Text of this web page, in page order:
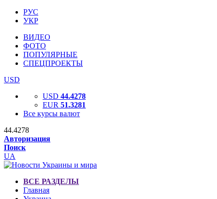
РУС
УКР
ВИДЕО
ФОТО
ПОПУЛЯРНЫЕ
СПЕЦПРОЕКТЫ
USD
USD 44.4278
EUR 51.3281
Все курсы валют
44.4278
Авторизация
Поиск
UA
ВСЕ РАЗДЕЛЫ
Главная